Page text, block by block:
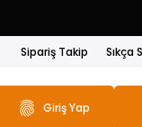
Sipariş Takip Sıkça
Giriş Yap